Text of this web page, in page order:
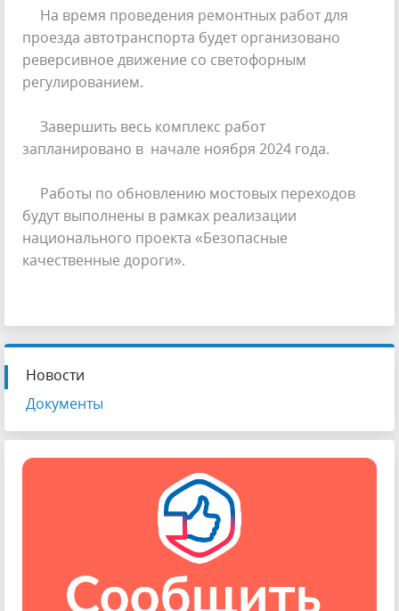
На время проведения ремонтных работ для
проезда автотранспорта будет организовано
реверсивное движение со светофорным
регулированием.
Завершить весь комплекс работ
запланировано в начале ноября 2024 года.
Работы по обновлению мостовых переходов
будут выполнены в рамках реализации
национального проекта «Безопасные
качественные дороги».
Новости
Документы